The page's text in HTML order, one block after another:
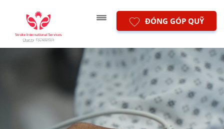
ĐÓNG GÓP QUỸ